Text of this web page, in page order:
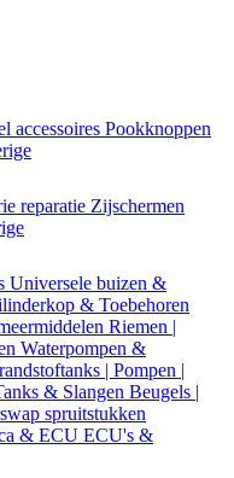
accessoires Pookknoppen
reparatie Zijschermen
Universele buizen &
& Toebehoren
Riemen |
Waterpompen &
| Pompen |
& Slangen Beugels |
spruitstukken
& ECU ECU's &